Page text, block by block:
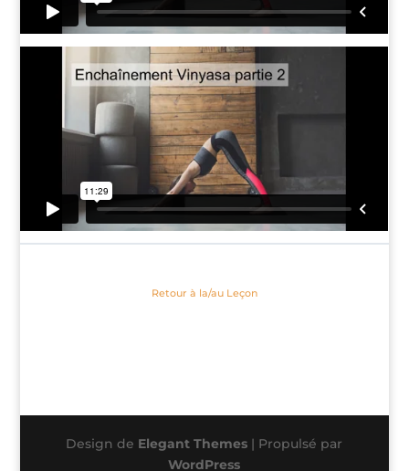
Retour à la/au Leçon
Design de Elegant Themes | Propulsé par
WordPress